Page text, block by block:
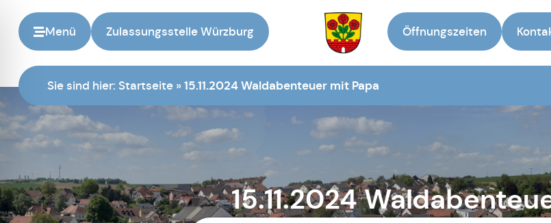
Menü Zulassungsstelle Würzburg
Zur Startseite
Öffnungszeiten
Sie sind hier: Startseite » 15.11.2024 Waldabenteuer mit Papa
15.11.2024